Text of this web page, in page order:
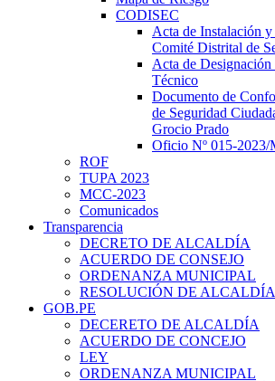
CODISEC
Acta de Instalación
Comité Distrital de
Acta de Designación
Técnico
Documento de
de Seguridad
Grocio Prado
Oficio Nº 015-
ROF
TUPA 2023
MCC-2023
Comunicados
Transparencia
DECRETO DE ALCALDÍA
ACUERDO DE CONSEJO
ORDENANZA MUNICIPAL
RESOLUCIÓN DE ALCALDÍA
GOB.PE
DECERETO DE ALCALDÍA
ACUERDO DE CONCEJO
LEY
ORDENANZA MUNICIPAL